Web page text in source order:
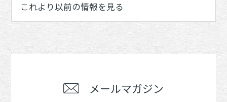
これより以前の情報を見る
メールマガジン